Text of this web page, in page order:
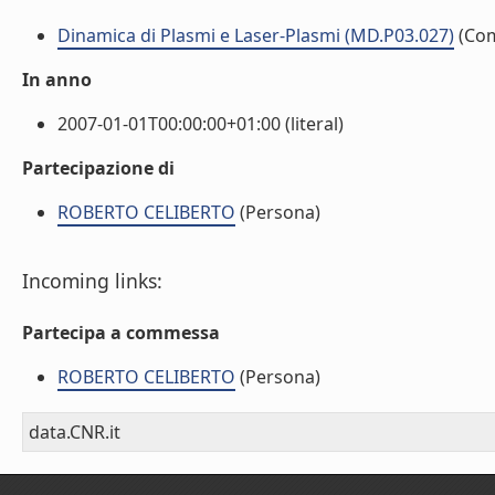
Dinamica di Plasmi e Laser-Plasmi (MD.P03.027)
In anno
2007-01-01T00:00:00+01:00 (literal)
Partecipazione di
ROBERTO CELIBERTO (Persona)
Incoming links:
Partecipa a commessa
ROBERTO CELIBERTO (Persona)
data.CNR.it